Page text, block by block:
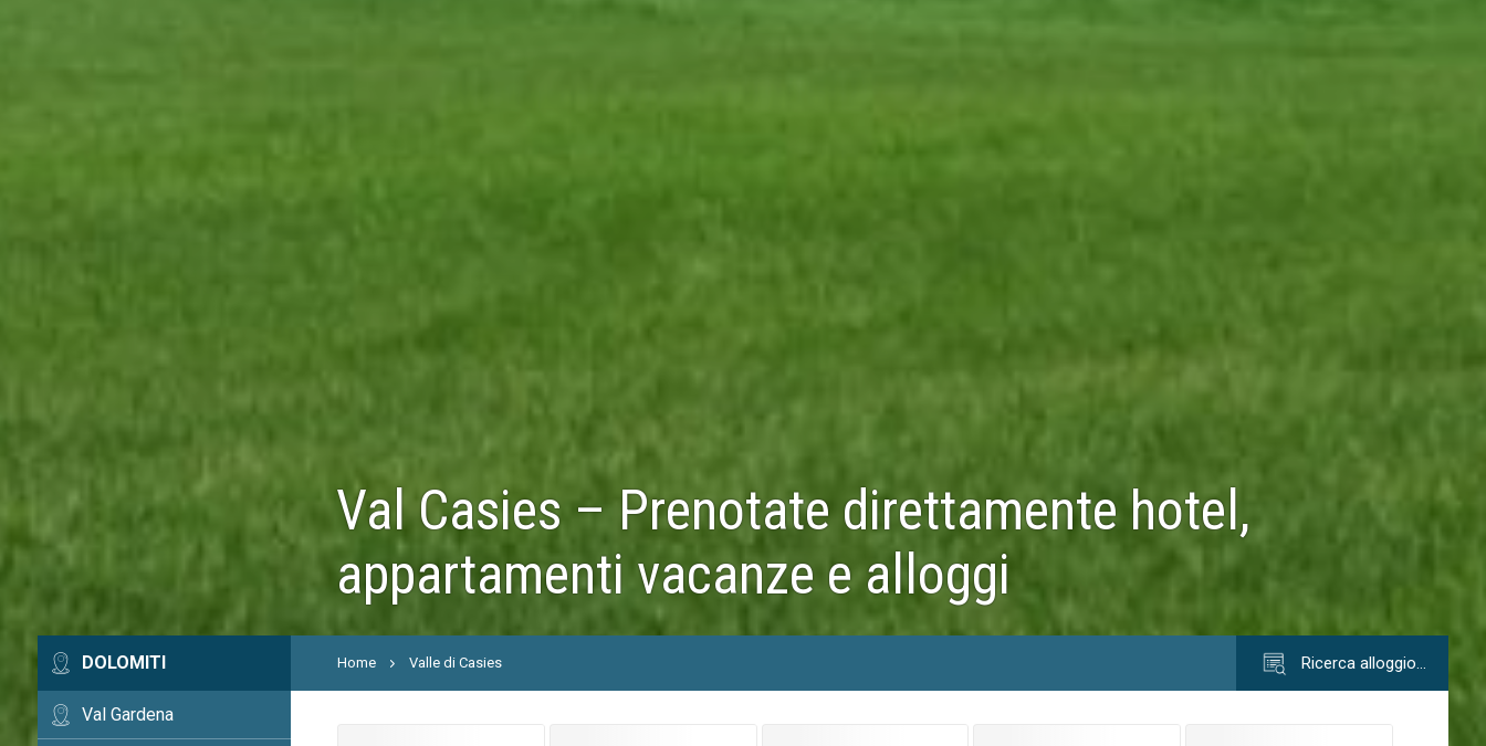
Val Casies – Prenotate direttamente hotel,
appartamenti vacanze e alloggi
DOLOMITI
Val Gardena
Home Valle di Casies Ricerca alloggio…